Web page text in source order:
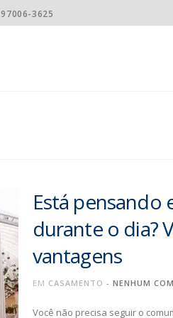
3625
Está pensando
durante o dia?
vantagens
EM CASAMENTO - NENHUM
Você não precisa seguir o